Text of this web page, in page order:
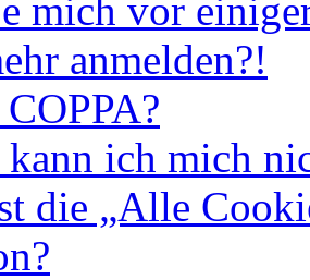
mich vor
anmelden?!
kann ich mich
die „Alle